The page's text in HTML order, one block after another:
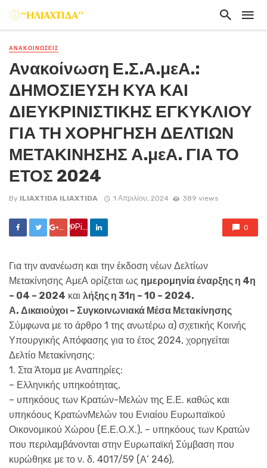
ΑΝΑΚΟΙΝΏΣΕΙΣ
Ανακοίνωση Ε.Σ.Α.μεΑ.:
ΔΗΜΟΣΙΕΥΣΗ ΚΥΑ ΚΑΙ
ΔΙΕΥΚΡΙΝΙΣΤΙΚΗΣ ΕΓΚΥΚΛΙΟΥ
ΓΙΑ ΤΗ ΧΟΡΗΓΗΣΗ ΔΕΛΤΙΩΝ
ΜΕΤΑΚΙΝΗΣΗΣ Α.μεΑ. ΓΙΑ ΤΟ
ΕΤΟΣ 2024
By ILIAXTIDA ILIAXTIDA 1 Απριλίου, 2024 389 views
Google +
Pin it 0
Για την ανανέωση και την έκδοση νέων Δελτίων
Μετακίνησης ΑμεΑ ορίζεται ως ημερομηνία έναρξης η 4η
– 04 – 2024 και λήξης η 31η – 10 – 2024.
Α. Δικαιούχοι – Συγκοινωνιακά Μέσα Μετακίνησης
Σύμφωνα με το άρθρο 1 της ανωτέρω α) σχετικής Κοινής
Υπουργικής Απόφασης για το έτος 2024, χορηγείται
Δελτίο Μετακίνησης:
1. Στα Άτομα με Αναπηρίες:
– Ελληνικής υπηκοότητας,
– υπηκόους των Κρατών-Μελών της Ε.Ε. καθώς και
υπηκόους ΚρατώνΜελών του Ενιαίου Ευρωπαϊκού
Οικονομικού Χώρου (Ε.Ε.Ο.Χ.), – υπηκόους των Κρατών
που περιλαμβάνονται στην Ευρωπαϊκή Σύμβαση που
κυρώθηκε με το ν. δ. 4017/59 (Α’ 246),